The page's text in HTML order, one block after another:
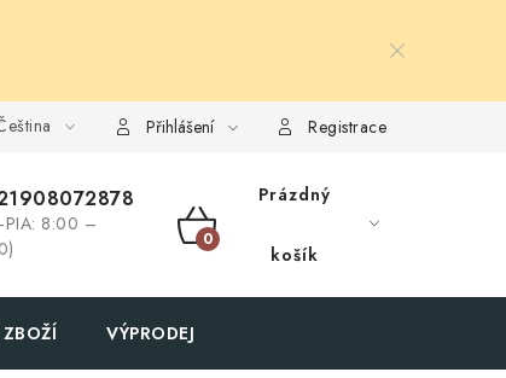
Přihlášení Registrace
8:00 –
NÁKUPNÍ
Prázdný
košík
VÝPRODEJ